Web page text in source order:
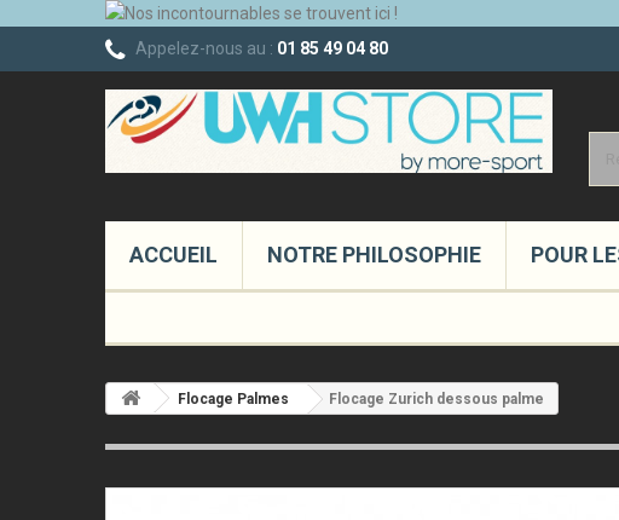
Appelez-nous au : 01 85 49 04 80
ACCUEIL NOTRE PHILOSOPHIE POUR
Flocage Palmes Flocage Zurich dessous palme